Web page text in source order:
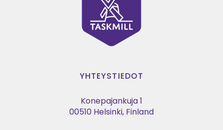
YHTEYSTIEDOT
Konepajankuja 1
00510 Helsinki, Finland